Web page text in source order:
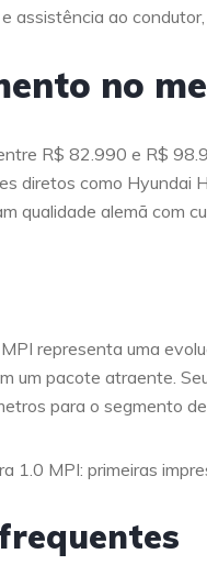
e assistência ao
no
R$ 82.990 e R$
diretos como Hyundai
qualidade alemã com
representa uma
um pacote atraente.
para o segmento